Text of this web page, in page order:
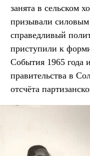
занята в сельском
призывали силовым
справедливый
приступили к
События 1965 года
правительства в
отсчёта